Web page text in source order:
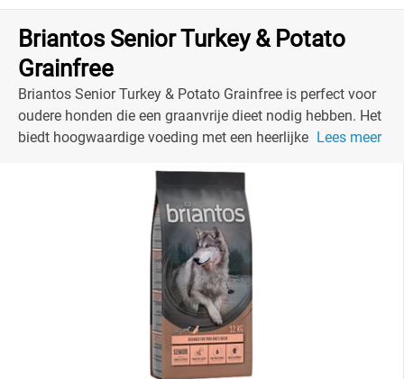
Briantos Senior Turkey & Potato
Grainfree
Briantos Senior Turkey & Potato Grainfree is perfect voor
oudere honden die een graanvrije dieet nodig hebben. Het
biedt hoogwaardige voeding met een heerlijke smaak.
Lees meer